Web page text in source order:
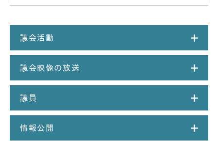
議会活動
議会映像の放送
議員
情報公開